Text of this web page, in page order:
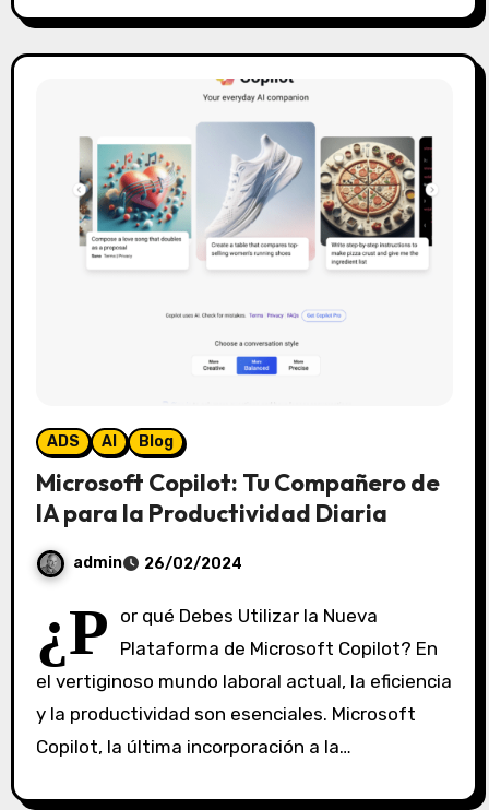
ADS AI Blog
Microsoft Copilot: Tu Compañero de
IA para la Productividad Diaria
admin 26/02/2024
n
c
o
¿P
or qué Debes Utilizar la Nueva
Plataforma de Microsoft Copilot? En
el vertiginoso mundo laboral actual, la eficiencia
y la productividad son esenciales. Microsoft
Copilot, la última incorporación a la…